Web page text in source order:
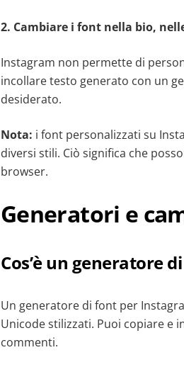
2. Cambiare i font nella bio,
Instagram non permette di
incollare testo generato con un
desiderato.
Nota: i font personalizzati su
diversi stili. Ciò significa che
browser.
Generatori e
Cos’è un generatore
Un generatore di font per
Unicode stilizzati. Puoi copiare e
commenti.